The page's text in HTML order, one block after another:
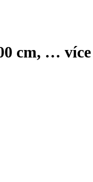
cm, … více